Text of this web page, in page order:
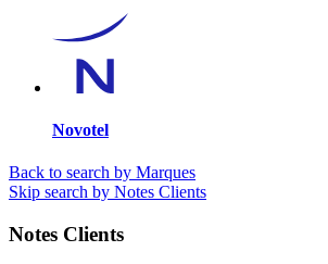
Novotel
Back to search by Marques
Skip search by Notes Clients
Notes Clients